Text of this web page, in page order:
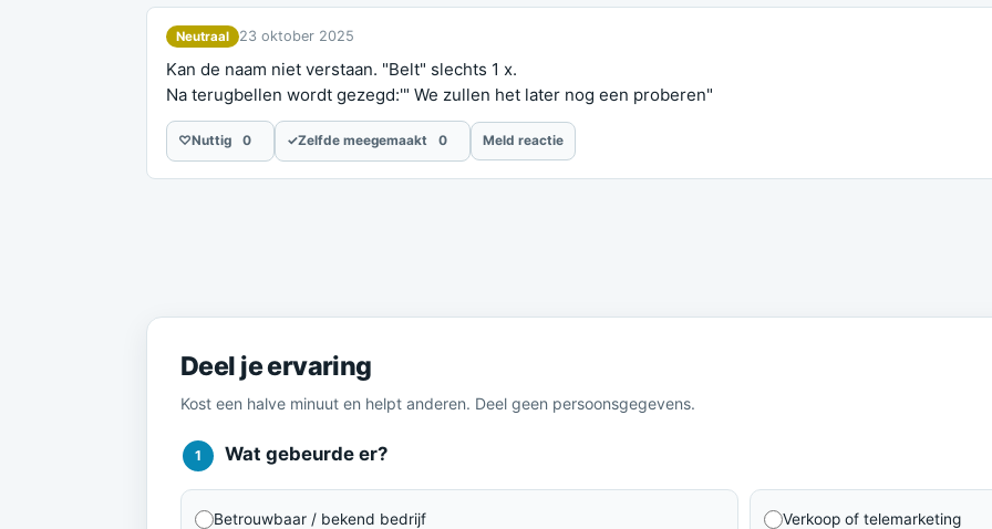
Neutraal 23 oktober 2025
Kan de naam niet verstaan. "Belt" slechts 1 x.
Na terugbellen wordt gezegd:'" We zullen het later nog een proberen"
♡Nuttig 0 ✓Zelfde meegemaakt 0 Meld reactie
Deel je ervaring
Kost een halve minuut en helpt anderen. Deel geen persoonsgegevens.
1 Wat gebeurde er?
Betrouwbaar / bekend bedrijf Verkoop of telemarketing